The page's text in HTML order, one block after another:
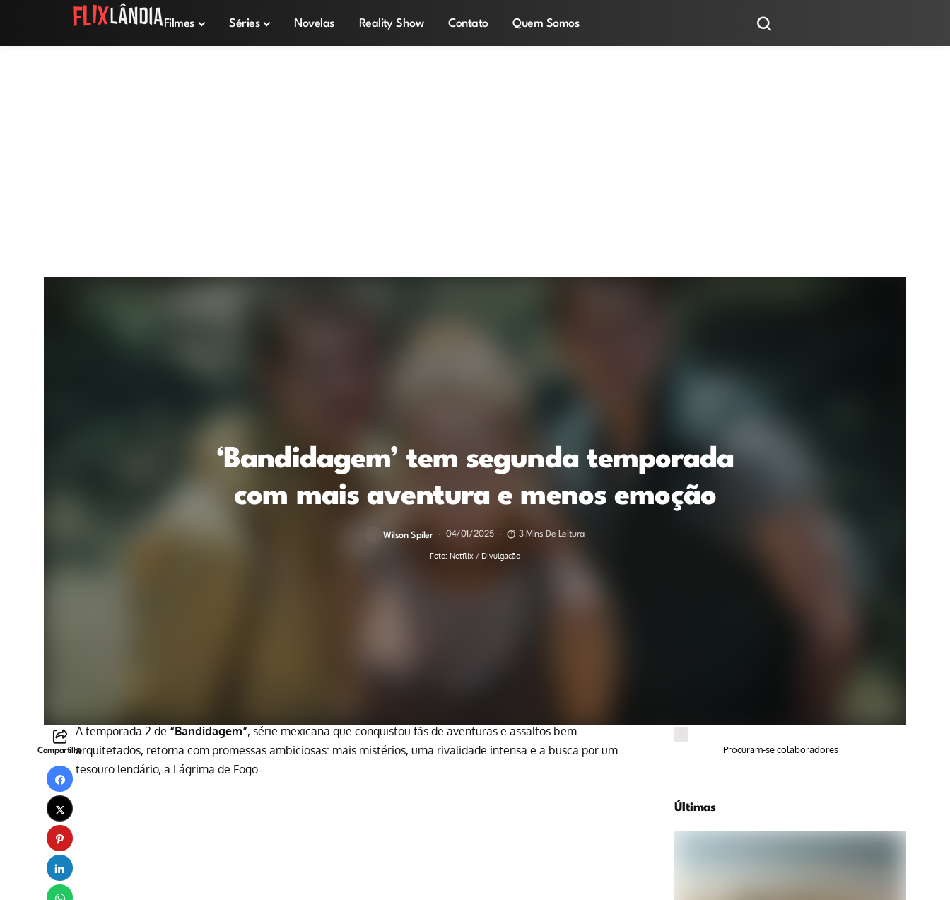
Filmes Séries Novelas Reality Show Contato Quem Somos
‘Bandidagem’ tem segunda temporada
com mais aventura e menos emoção
Wilson Spiler 04/01/2025 3 Mins De Leitura
Foto: Netflix / Divulgação
Compartilhe
A temporada 2 de “Bandidagem”, série mexicana que conquistou fãs de aventuras e assaltos bem
arquitetados, retorna com promessas ambiciosas: mais mistérios, uma rivalidade intensa e a busca por um
tesouro lendário, a Lágrima de Fogo.
Procuram-se colaboradores
Últimas